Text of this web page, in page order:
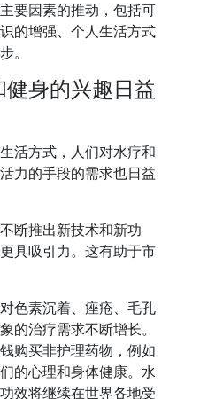
要因素的推动，包括可
的增强、个人生活方式
。
健身的兴趣日益
活方式，人们对水疗和
力的手段的需求也日益
断推出新技术和新功
具吸引力。这有助于市
色素沉着、痤疮、毛孔
的治疗需求不断增长。
购买非护理药物，例如
的心理和身体健康。水
效将继续在世界各地受